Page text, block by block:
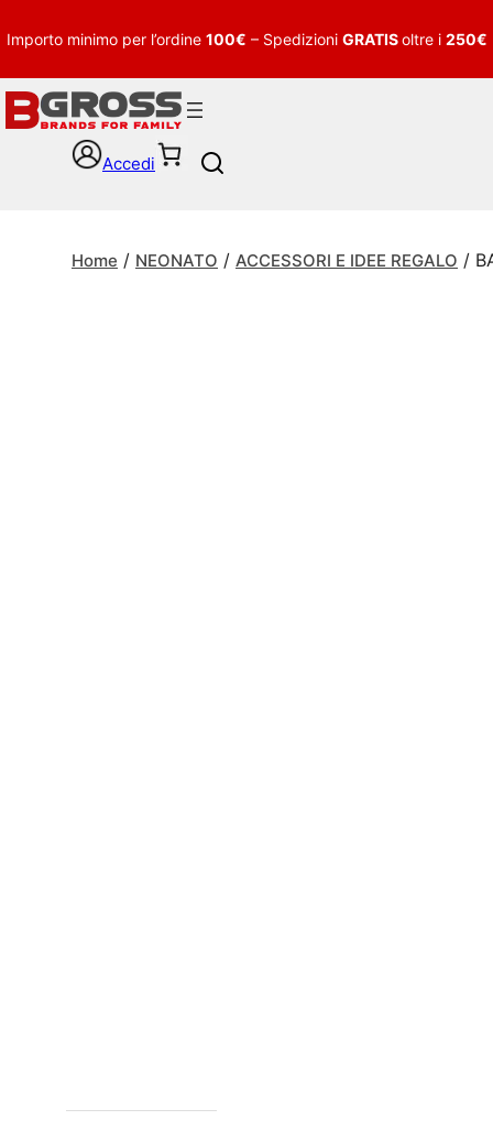
Importo minimo per l’ordine 100€ – Spedizioni GRATISoltre i 250€
Accedi
c
Home / NEONATO / ACCESSORI E IDEE REGALO /